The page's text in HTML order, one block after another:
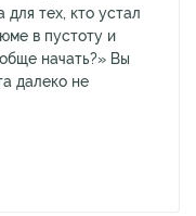
для тех, кто устал
в пустоту и
начать?» Вы
далеко не